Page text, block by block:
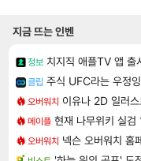
지금 뜨는 인벤
정보 치지직 애플TV 앱 출
클립 주식 UFC라는 우정잉
오버워치 이유나 2D 일러
메이플 현재 나무위키 실검
오버워치 넥슨 오버워치 홈